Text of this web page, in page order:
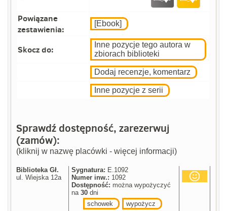
Powiązane
zestawienia:
[Ebook]
Skocz do:
Inne pozycje tego autora w
zbiorach biblioteki
Dodaj recenzje, komentarz
Inne pozycje z serii
Sprawdź dostępność, zarezerwuj
(zamów):
(kliknij w nazwę placówki - więcej informacji)
Biblioteka Gł.
ul. Wiejska 12a
Sygnatura: E.1092
Numer inw.: 1092
Dostępność: można wypożyczyć
na30 dni
schowek
wypożycz